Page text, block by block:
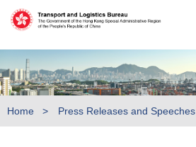
Home Press Releases and Speeches